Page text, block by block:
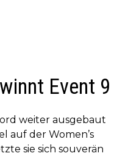
Event 9
weiter ausgebaut
auf der Women’s
sie sich souverän